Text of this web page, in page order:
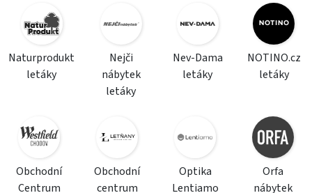
Naturprodukt
letáky
Nejči
nábytek
letáky
Nev-Dama
letáky
NOTINO.cz
letáky
Obchodní
Centrum
Obchodní
centrum
Optika
Lentiamo
Orfa
nábytek